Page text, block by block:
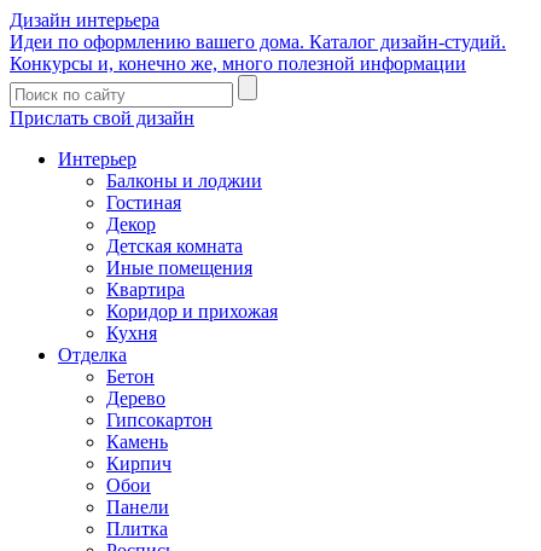
Дизайн интерьера
Идеи по оформлению вашего дома. Каталог дизайн-студий.
Конкурсы и, конечно же, много полезной информации
Прислать свой дизайн
Интерьер
Балконы и лоджии
Гостиная
Декор
Детская комната
Иные помещения
Квартира
Коридор и прихожая
Кухня
Отделка
Бетон
Дерево
Гипсокартон
Камень
Кирпич
Обои
Панели
Плитка